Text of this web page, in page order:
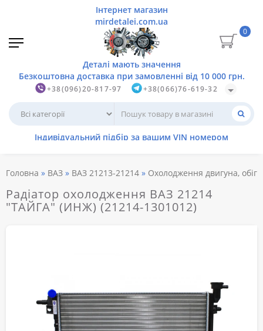
+38(096)20-817-97 +38(066)76-619-32
0
Головна ВАЗ ВАЗ 21213-21214 Охолодження двигуна,
Радіатор охолодження ВАЗ 21214
"ТАЙГА" (ИНЖ) (21214-1301012)